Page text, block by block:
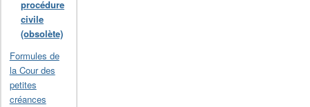
procédure
civile
(obsolète)
Formules de
la Cour des
petites
créances